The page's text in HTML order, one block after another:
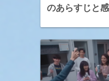
のあらすじと